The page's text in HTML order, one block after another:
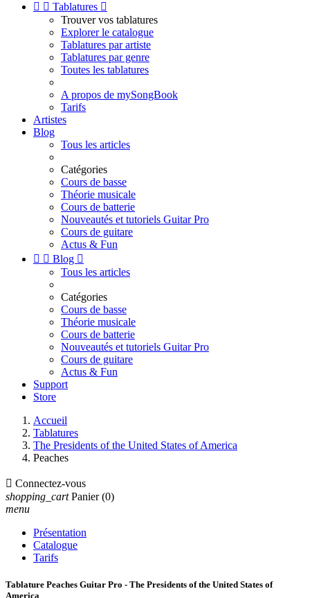
  Tablatures 
Trouver vos tablatures
Explorer le catalogue
Tablatures par artiste
Tablatures par genre
Toutes les tablatures
A propos de mySongBook
Tarifs
Artistes
Blog
Tous les articles
Catégories
Cours de basse
Théorie musicale
Cours de batterie
Nouveautés et tutoriels Guitar Pro
Cours de guitare
Actus & Fun
  Blog 
Tous les articles
Catégories
Cours de basse
Théorie musicale
Cours de batterie
Nouveautés et tutoriels Guitar Pro
Cours de guitare
Actus & Fun
Support
Store
Accueil
Tablatures
The Presidents of the United States of America
Peaches
 Connectez-vous
shopping_cart Panier (0)
menu
Présentation
Catalogue
Tarifs
Tablature Peaches Guitar Pro - The Presidents of the United States of
America